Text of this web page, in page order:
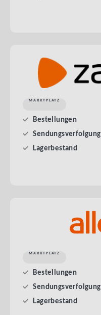
MARKTPLATZ
Bestellungen
Sendungsverfolgung
Lagerbestand
MARKTPLATZ
Bestellungen
Sendungsverfolgung
Lagerbestand